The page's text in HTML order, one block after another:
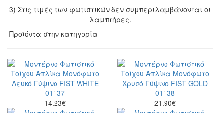
3) Στις τιμές των φωτιστικών δεν συμπεριλαμβάνονται οι
λαμπτήρες.
Προϊόντα στην κατηγορία
14.23€ 21.90€